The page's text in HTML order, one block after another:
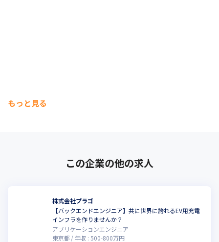
もっと見る
この企業の他の求人
株式会社プラゴ
【バックエンドエンジニア】共に世界に誇れるEV用充電
インフラを作りませんか？
アプリケーションエンジニア
東京都
年収 :500-800万円